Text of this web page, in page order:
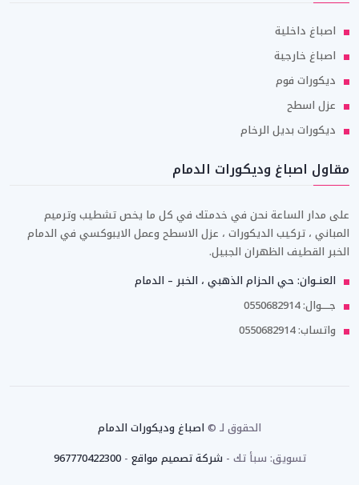
اصباغ داخلية
اصباغ خارجية
ديكورات فوم
عزل اسطح
ديكورات بديل الرخام
مقاول اصباغ وديكورات الدمام
على مدار الساعة نحن في خدمتك في كل ما يخص تشطيب وترميم
المباني ، تركيب الديكورات ، عزل الاسطح وعمل الايبوكسي في الدمام
الخبر القطيف الظهران الجبيل.
العنــوان: حي الحزام الذهبي ، الخبر – الدمام
جـــــوال: 0550682914
واتساب: 0550682914
الحقوق لـ ©اصباغ وديكورات الدمام
تسويق: سبأ تك -شركة تصميم مواقع -
967770422300